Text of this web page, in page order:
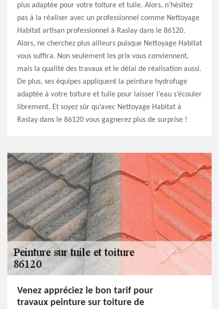
plus adaptée pour votre toiture et tuile. Alors, n’hésitez
pas à la réaliser avec un professionnel comme Nettoyage
Habitat artisan professionnel à Raslay dans le 86120.
Alors, ne cherchez plus ailleurs puisque Nettoyage Habitat
vous suffira. Non seulement les prix vous conviennent,
mais la qualité des travaux et le délai de réalisation aussi.
De plus, ses équipes appliquent la peinture hydrofuge
adaptée à votre toiture et tuile pour laisser l’eau s’écouler
librement. Et soyez sûr qu’avec Nettoyage Habitat à
Raslay dans le 86120 vous gagnerez plus de surprise !
Venez appréciez le bon tarif pour
travaux peinture sur toiture de